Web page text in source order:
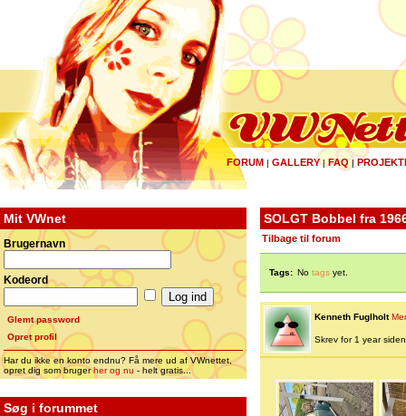
FORUM | GALLERY|FAQ |
Mit VWnet
Brugernavn
Kodeord
Glemt password
Opret profil
Har du ikke en konto endnu? Få mere ud af VWnettet,
opret dig som brugerher og nu - helt gratis...
Søg i forummet
SOLGT Bobbel fra
Tilbage til forum
Tags: No tags yet.
Kenneth Fuglholt
Skrev for 1 year